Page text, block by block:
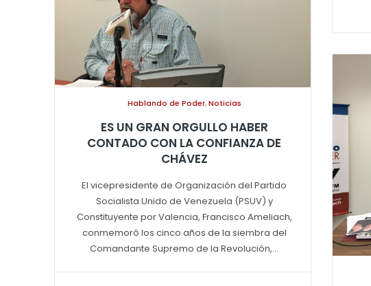
Hablando de Poder,Noticias
ES UN GRAN ORGULLO HABER
CONTADO CON LA CONFIANZA DE
CHÁVEZ
El vicepresidente de Organización del Partido
Socialista Unido de Venezuela (PSUV) y
Constituyente por Valencia, Francisco Ameliach,
conmemoró los cinco años de la siembra del
Comandante Supremo de la Revolución,...